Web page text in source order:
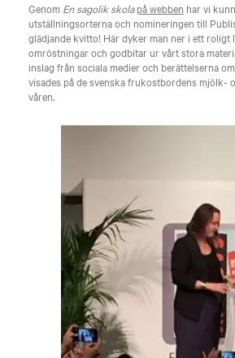
Genom En sagolik skola på webben har vi
utställningsorterna och nomineringen till
glädjande kvitto! Här dyker man ner i ett roligt
omröstningar och godbitar ur vårt stora
inslag från sociala medier och berättelserna
visades på de svenska frukostbordens mjölk-
våren.